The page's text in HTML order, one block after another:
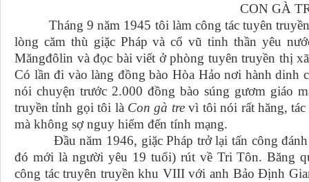
CON GÀ
Tháng 9 năm 1945 tôi làm công tác tuyên truyền
lòng căm thù giặc Pháp và cổ vũ tinh thần yêu
Măngđôlin và đọc bài viết ở phòng tuyên truyền thị
Có lần đi vào làng đồng bào Hòa Hảo nơi hành dinh
nói chuyện trước 2.000 đồng bào súng gươm giáo
truyền tỉnh gọi tôi là Con gà trevì tôi nói rất hăng, tác
mà không sợ nguy hiểm đến tính mạng.
Đầu năm 1946, giặc Pháp trở lại tấn công đánh
đó mới là người yêu 19 tuổi) rút về Tri Tôn. Băng
công tác truyên truyền khu VIII với anh Bảo Định